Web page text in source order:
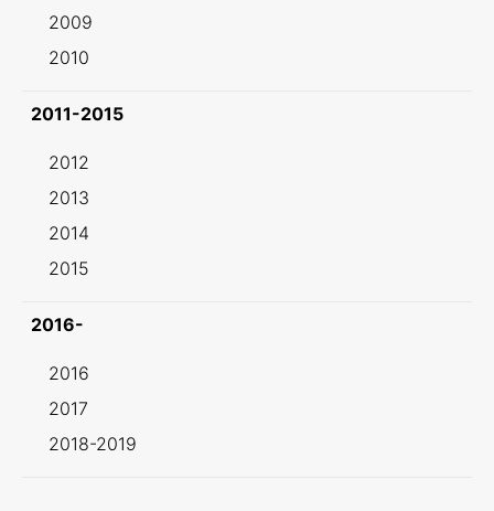
2009
2010
2011-2015
2012
2013
2014
2015
2016-
2016
2017
2018-2019